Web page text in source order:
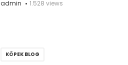
admin 1.528 views
KÖPEK BLOG